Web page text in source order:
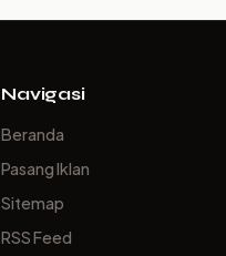
Navigasi
Beranda
Pasang Iklan
Sitemap
RSS Feed